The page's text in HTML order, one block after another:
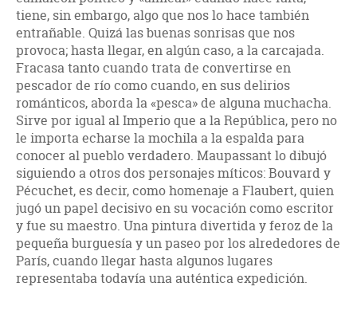
tiene, sin embargo, algo que nos lo hace también
entrañable. Quizá las buenas sonrisas que nos
provoca; hasta llegar, en algún caso, a la carcajada.
Fracasa tanto cuando trata de convertirse en
pescador de río como cuando, en sus delirios
románticos, aborda la «pesca» de alguna muchacha.
Sirve por igual al Imperio que a la República, pero no
le importa echarse la mochila a la espalda para
conocer al pueblo verdadero. Maupassant lo dibujó
siguiendo a otros dos personajes míticos: Bouvard y
Pécuchet, es decir, como homenaje a Flaubert, quien
jugó un papel decisivo en su vocación como escritor
y fue su maestro. Una pintura divertida y feroz de la
pequeña burguesía y un paseo por los alrededores de
París, cuando llegar hasta algunos lugares
representaba todavía una auténtica expedición.